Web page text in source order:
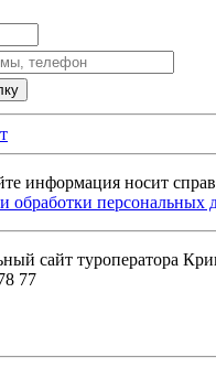
информация носит
обработки персональных
сайт туроператора
77